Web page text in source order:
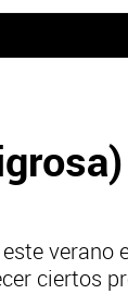
verano
ciertos